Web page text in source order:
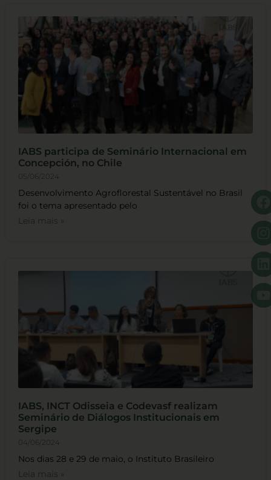
IABS participa de Seminário Internacional em
Concepción, no Chile
05/06/2024
Desenvolvimento Agroflorestal Sustentável no Brasil
foi o tema apresentado pelo
Leia mais »
IABS, INCT Odisseia e Codevasf realizam
Seminário de Diálogos Institucionais em
Sergipe
04/06/2024
Nos dias 28 e 29 de maio, o Instituto Brasileiro
Leia mais »